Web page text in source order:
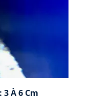
À 6 Cm